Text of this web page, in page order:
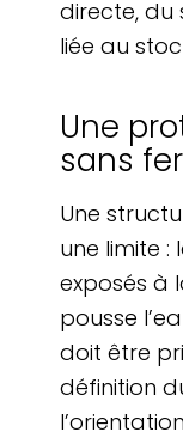
directe, du
liée au
Une
sans
Une
une limite :
exposés à
pousse
doit être
définition